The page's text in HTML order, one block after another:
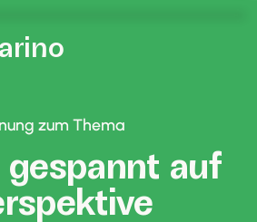
zum Thema
gespannt auf